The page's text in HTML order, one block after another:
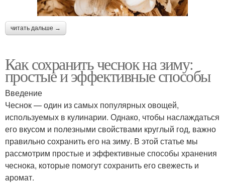
читать дальше →
Как сохранить чеснок на зиму:
простые и эффективные способы
Введение
Чеснок — один из самых популярных овощей,
используемых в кулинарии. Однако, чтобы наслаждаться
его вкусом и полезными свойствами круглый год, важно
правильно сохранить его на зиму. В этой статье мы
рассмотрим простые и эффективные способы хранения
чеснока, которые помогут сохранить его свежесть и
аромат.